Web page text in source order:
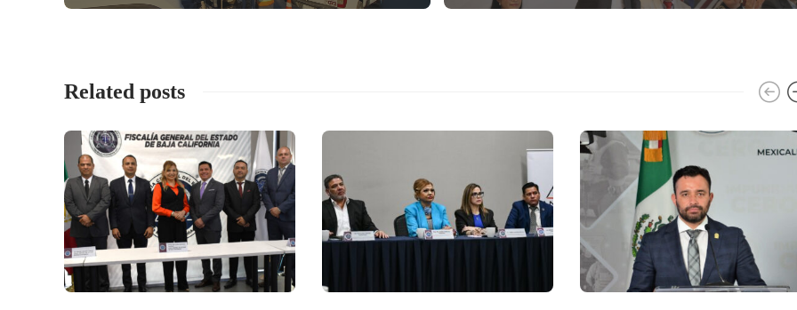
Related posts